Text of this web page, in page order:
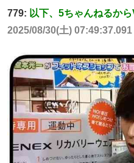
779: 以下、5ちゃんねるか
2025/08/30(土)